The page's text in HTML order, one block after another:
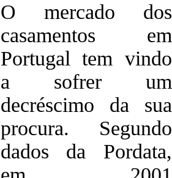
O mercado dos
casamentos em
Portugal tem vindo
a sofrer um
decréscimo da sua
procura. Segundo
dados da Pordata,